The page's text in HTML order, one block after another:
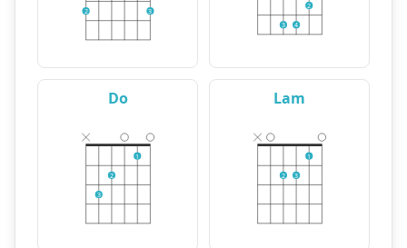
2 3
3 4
2
Do
3
2
1
Lam
2 3
1